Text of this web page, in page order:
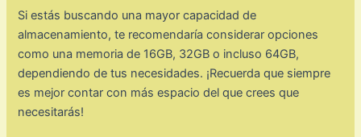
Si estás buscando una mayor capacidad de
almacenamiento, te recomendaría considerar opciones
como una memoria de 16GB, 32GB o incluso 64GB,
dependiendo de tus necesidades. ¡Recuerda que siempre
es mejor contar con más espacio del que crees que
necesitarás!